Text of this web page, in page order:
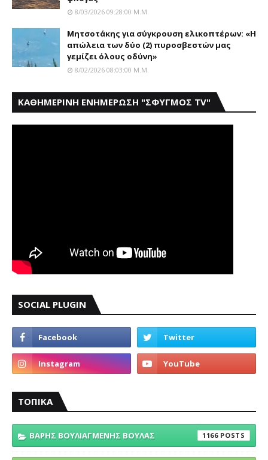
8/03/2026 09:28:00 Μ.μ.
Μητσοτάκης για σύγκρουση ελικοπτέρων: «Η
απώλεια των δύο (2) πυροσβεστών μας
γεμίζει όλους οδύνη»
8/02/2026 08:03:00 Μ.μ.
ΚΑΘΗΜΕΡΙΝΗ ΕΝΗΜΕΡΩΣΗ "ΣΦΥΓΜΟΣ TV"
SOCIAL PLUGIN
ΤΟΠΙΚΑ
ΒΑΡΗΣ ΒΟΥΛΙΑΓΜΕΝΗΣ ΒΟΥΛΑΣ 1166